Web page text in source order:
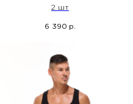
2 шт
6 390 р.